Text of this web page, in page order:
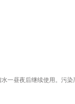
昼夜后继续使用。污染